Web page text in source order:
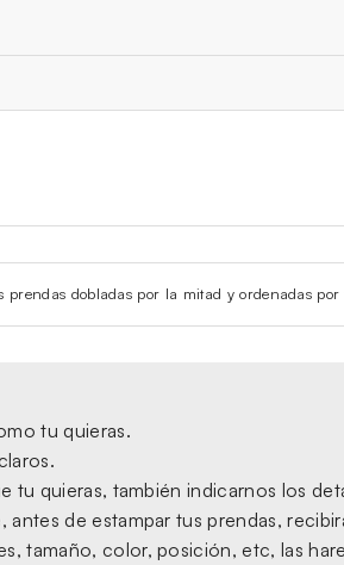
prendas dobladas por la mitad y ordenadas por
tu quieras.
quieras, también indicarnos los
de estampar tus prendas,
tamaño, color, posición, etc, las